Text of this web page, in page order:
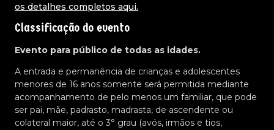
os detalhes completos aqui.
Classificação do evento
Evento para público de todas as idades.
A entrada e permanência de crianças e adolescentes
menores de 16 anos somente será permitida mediante
acompanhamento de pelo menos um familiar, que pode
ser pai, mãe, padrasto, madrasta, de ascendente ou
colateral maior, até o 3° grau (avós, irmãos e tios,